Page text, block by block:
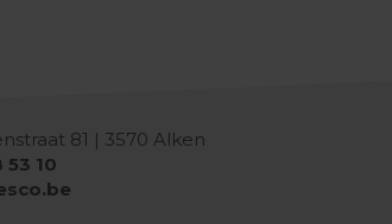
81 | 3570 Alken
53 10